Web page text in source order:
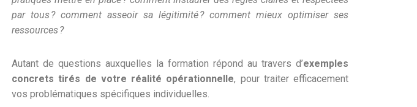
par tous ? comment asseoir sa légitimité ? comment mieux optimiser ses
ressources ?
Autant de questions auxquelles la formation répond au travers d’exemples
concrets tirés de votre réalité opérationnelle, pour traiter efficacement
vos problématiques spécifiques individuelles.